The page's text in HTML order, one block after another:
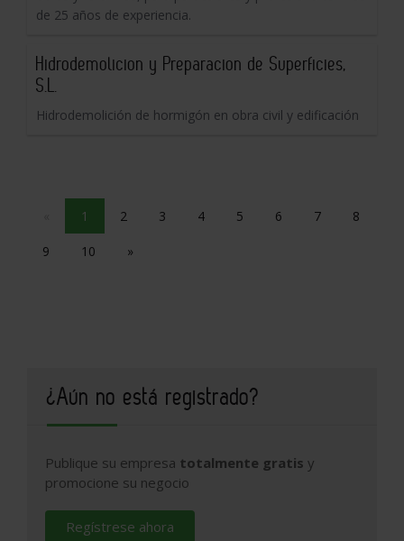
de 25 años de experiencia.
Hidrodemolicion y Preparacion de Superficies,
S.L.
Hidrodemolición de hormigón en obra civil y edificación
1 2 3 4 5 6 7 8
9 10 »
¿Aún no está registrado?
Publique su empresa totalmente gratis y
promocione su negocio
Regístrese ahora